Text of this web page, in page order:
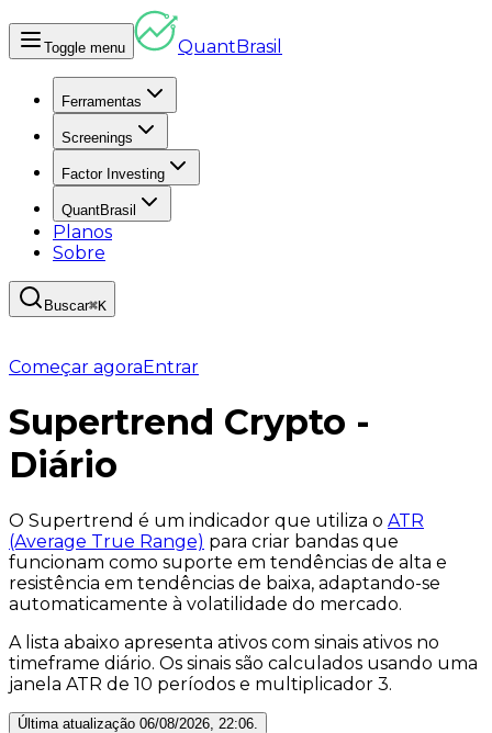
Toggle menu QuantBrasil
Ferramentas
Screenings
Factor Investing
QuantBrasil
Planos
Sobre
Buscar⌘K
Começar agoraEntrar
Supertrend Crypto -
Diário
O Supertrend é um indicador que utiliza o ATR
(Average True Range) para criar bandas que
funcionam como suporte em tendências de alta e
resistência em tendências de baixa, adaptando-se
automaticamente à volatilidade do mercado.
A lista abaixo apresenta ativos com sinais ativos no
timeframe diário. Os sinais são calculados usando uma
janela ATR de 10 períodos e multiplicador 3.
Última atualização 06/08/2026, 22:06